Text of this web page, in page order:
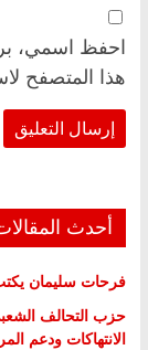
احفظ اسمي،
هذا المتصفح
أحدث
فرحات سليمان
حزب التحالف
الانتهاكات ودعم